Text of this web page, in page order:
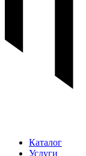
Каталог
Услуги